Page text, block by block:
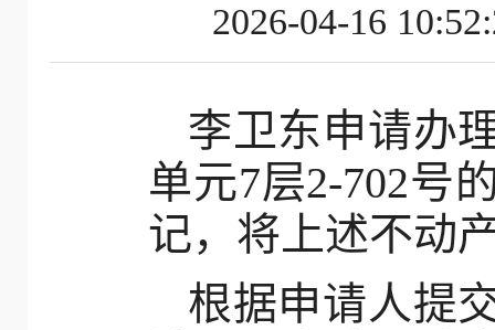
2026-04-16
李卫东申请办
单元7层2-702号
记，将上述不动
根据申请人提